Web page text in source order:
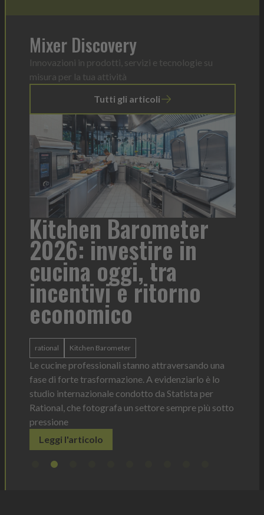
Mixer Discovery
Innovazioni in prodotti, servizi e tecnologie su
misura per la tua attività
Tutti gli articoli
Kitchen Barometer
2026: investire in
cucina oggi, tra
incentivi e ritorno
economico
rational Kitchen Barometer
Le cucine professionali stanno attraversando una
fase di forte trasformazione. A evidenziarlo è lo
studio internazionale condotto da Statista per
Rational, che fotografa un settore sempre più sotto
pressione
Leggi l'articolo